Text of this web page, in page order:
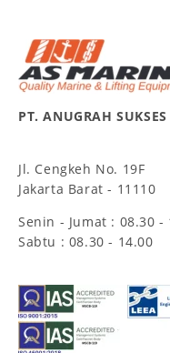
PT. ANUGRAH
Jl. Cengkeh No. 19F
Jakarta Barat - 11110
Senin - Jumat : 08.30 -
Sabtu : 08.30 - 14.00